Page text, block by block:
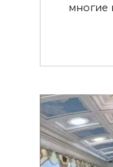
многие